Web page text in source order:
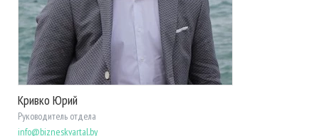
Кривко Юрий
Руководитель отдела
info@bizneskvartal.by